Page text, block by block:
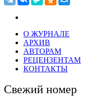
О ЖУРНАЛЕ
АРХИВ
АВТОРАМ
РЕЦЕНЗЕНТАМ
КОНТАКТЫ
Свежий номер